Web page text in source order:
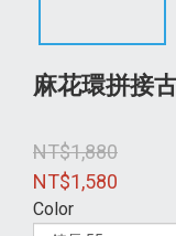
麻花環拼接
NT$1,880
NT$1,580
Color